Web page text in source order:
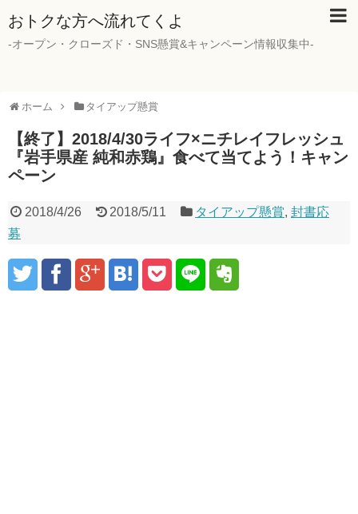
おトクな方へ流れてくよ
-オープン・クローズド・SNS懸賞&キャンペーン情報収集中-
ホーム タイアップ懸賞
【終了】2018/4/30ライフ×ニチレイフレッシュ
『岩手県産 純和赤鶏』食べて当てよう！キャン
ペーン
2018/4/26 2018/5/11 タイアップ懸賞,封書応
募